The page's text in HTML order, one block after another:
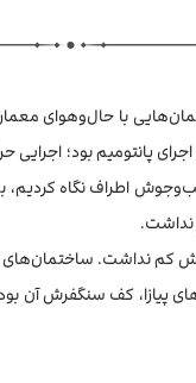
با حال‌وهوای
پانتومیم بود؛
اطراف نگاه
نداشت.
کم نداشت.
کف سنگفرش آن